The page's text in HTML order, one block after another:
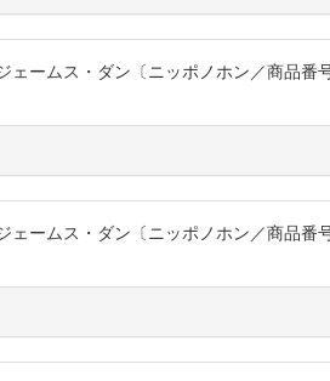
ームス・ダン〔ニッポノホン／商品番
ームス・ダン〔ニッポノホン／商品番